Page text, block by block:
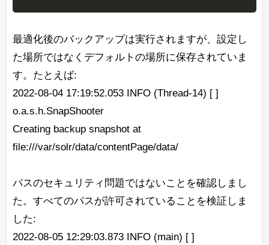
最適化後のバックアップは実行されますが、設定し
た場所ではなくデフォルトの場所に保存されていま
す。たとえば:
2022-08-04 17:19:52.053 INFO (Thread-14) [ ]
o.a.s.h.SnapShooter
Creating backup snapshot at
file:///var/solr/data/contentPage/data/
パスのセキュリティ問題ではないことを確認しまし
た。すべてのパスが許可されていることを検証しま
した:
2022-08-05 12:29:03.873 INFO (main) [ ]